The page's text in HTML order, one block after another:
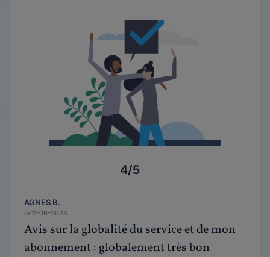
4/5
AGNES B.
le 11-06-2024
Avis sur la globalité du service et de mon
abonnement : globalement très bon